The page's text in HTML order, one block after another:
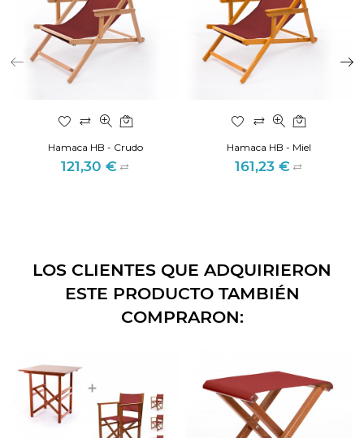
Hamaca HB - Crudo
Precio
121,30 €
Hamaca HB - Miel
Precio
161,23 €
LOS CLIENTES QUE ADQUIRIERON
ESTE PRODUCTO TAMBIÉN
COMPRARON: